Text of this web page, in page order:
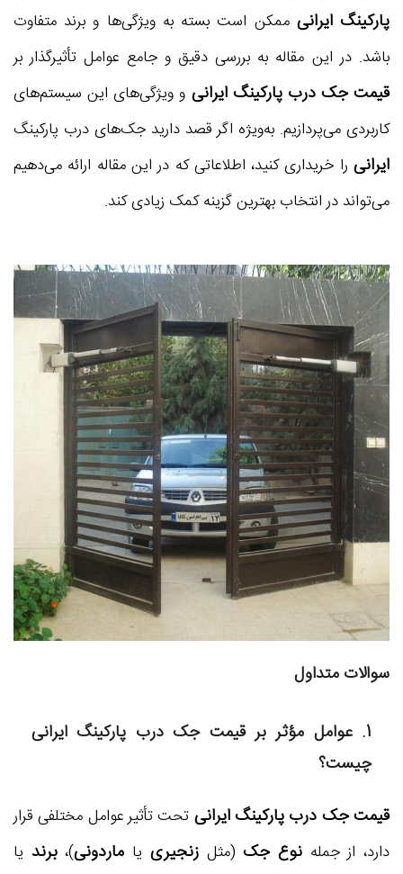
پارکینگ ایرانی ممکن است بسته به ویژگی‌ها و برند متفاوت
باشد. در این مقاله به بررسی دقیق و جامع عوامل تأثیرگذار بر
قیمت جک درب پارکینگ ایرانی و ویژگی‌های این سیستم‌های
کاربردی می‌پردازیم. به‌ویژه اگر قصد دارید جک‌های درب پارکینگ
ایرانی را خریداری کنید، اطلاعاتی که در این مقاله ارائه می‌دهیم
می‌تواند در انتخاب بهترین گزینه کمک زیادی کند.
سوالات متداول
1. عوامل مؤثر بر قیمت
جک درب پارکینگ ایرانی
چیست؟
قیمت جک درب پارکینگ ایرانی تحت تأثیر عوامل مختلفی قرار
دارد، از جملهنوع جک(مثلزنجیری یا ماردونی)،برند یا